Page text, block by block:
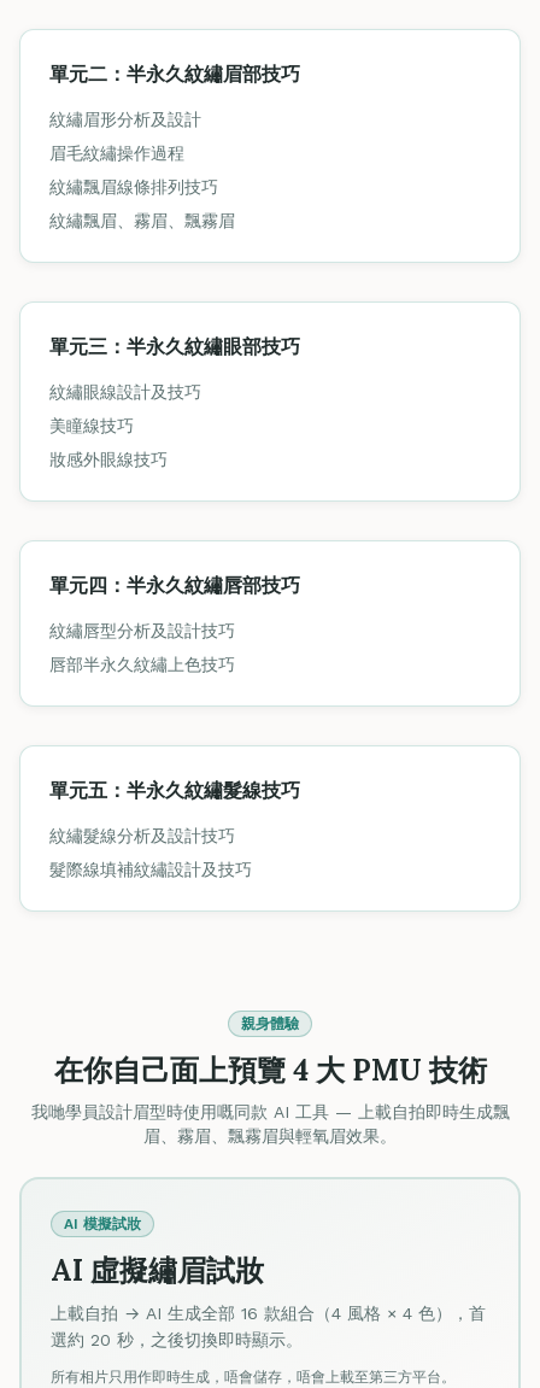
單元二：半永久紋繡眉部技巧
紋繡眉形分析及設計
眉毛紋繡操作過程
紋繡飄眉線條排列技巧
紋繡飄眉、霧眉、飄霧眉
單元三：半永久紋繡眼部技巧
紋繡眼線設計及技巧
美瞳線技巧
妝感外眼線技巧
單元四：半永久紋繡唇部技巧
紋繡唇型分析及設計技巧
唇部半永久紋繡上色技巧
單元五：半永久紋繡髮線技巧
紋繡髮線分析及設計技巧
髮際線填補紋繡設計及技巧
親身體驗
在你自己面上預覽 4 大 PMU 技術
我哋學員設計眉型時使用嘅同款 AI 工具 — 上載自拍即時生成飄
眉、霧眉、飄霧眉與輕氧眉效果。
AI 模擬試妝
AI 虛擬繡眉試妝
上載自拍 → AI 生成全部 16 款組合（4 風格 × 4 色），首
選約 20 秒，之後切換即時顯示。
所有相片只用作即時生成，唔會儲存，唔會上載至第三方平台。